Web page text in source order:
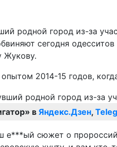
родной город из-за
сегодня
Жукову.
2014-15 годов,
в Яндекс.Дзен,
сюжет о